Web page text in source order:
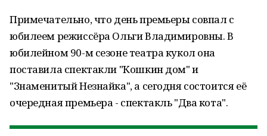
Примечательно, что день премьеры совпал с
юбилеем режиссёра Ольги Владимировны. В
юбилейном 90-м сезоне театра кукол она
поставила спектакли "Кошкин дом" и
"Знаменитый Незнайка", а сегодня состоится её
очередная премьера - спектакль "Два кота".